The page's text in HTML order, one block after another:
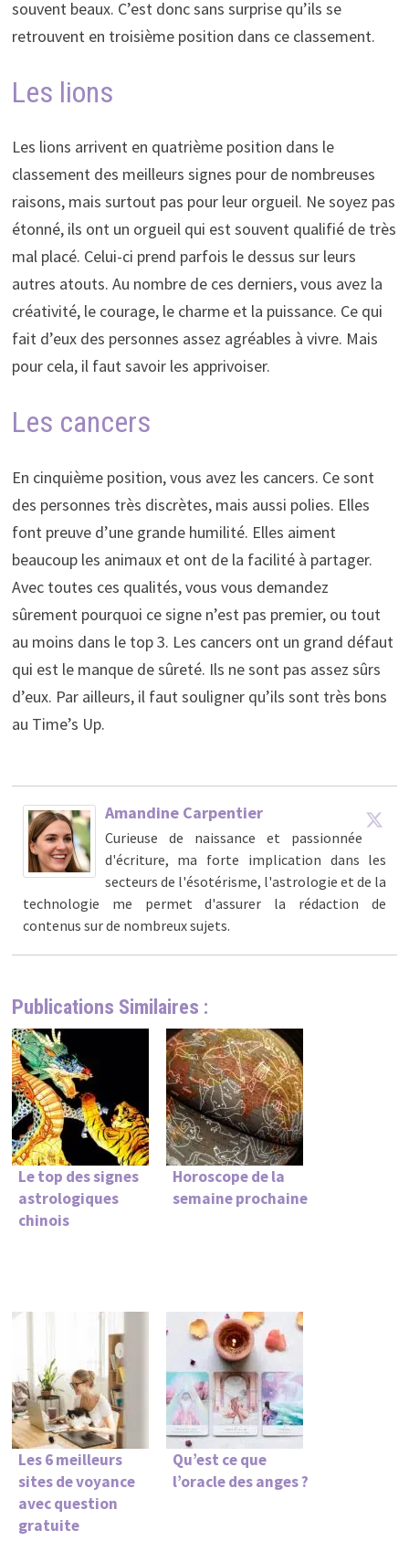
souvent beaux. C’est donc sans surprise qu’ils se
retrouvent en troisième position dans ce classement.
Les lions
Les lions arrivent en quatrième position dans le
classement des meilleurs signes pour de nombreuses
raisons, mais surtout pas pour leur orgueil. Ne soyez pas
étonné, ils ont un orgueil qui est souvent qualifié de très
mal placé. Celui-ci prend parfois le dessus sur leurs
autres atouts. Au nombre de ces derniers, vous avez la
créativité, le courage, le charme et la puissance. Ce qui
fait d’eux des personnes assez agréables à vivre. Mais
pour cela, il faut savoir les apprivoiser.
Les cancers
En cinquième position, vous avez les cancers. Ce sont
des personnes très discrètes, mais aussi polies. Elles
font preuve d’une grande humilité. Elles aiment
beaucoup les animaux et ont de la facilité à partager.
Avec toutes ces qualités, vous vous demandez
sûrement pourquoi ce signe n’est pas premier, ou tout
au moins dans le top 3. Les cancers ont un grand défaut
qui est le manque de sûreté. Ils ne sont pas assez sûrs
d’eux. Par ailleurs, il faut souligner qu’ils sont très bons
au Time’s Up.
Amandine Carpentier
Curieuse de naissance et passionnée
d'écriture, ma forte implication dans les
secteurs de l'ésotérisme, l'astrologie et de la
technologie me permet d'assurer la rédaction de
contenus sur de nombreux sujets.
Publications Similaires :
Le top des signes
astrologiques
chinois
Horoscope de la
semaine prochaine
Les 6 meilleurs
sites de voyance
avec question
gratuite
Qu’est ce que
l’oracle des anges ?